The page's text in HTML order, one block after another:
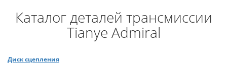
Каталог деталей трансмиссии
Tianye Admiral
Диск сцепления